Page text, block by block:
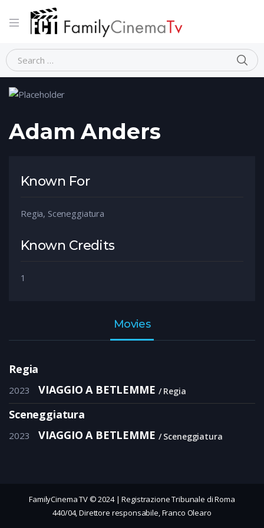
Home Person Adam Anders
Adam Anders
Known For
Regia, Sceneggiatura
Known Credits
1
Movies
Regia
2023 VIAGGIO A BETLEMME Regia
Sceneggiatura
2023 VIAGGIO A BETLEMME Sceneggiatura
FamilyCinema TV © 2024 | Registrazione Tribunale di Roma
440/04, Direttore responsabile, Franco Olearo